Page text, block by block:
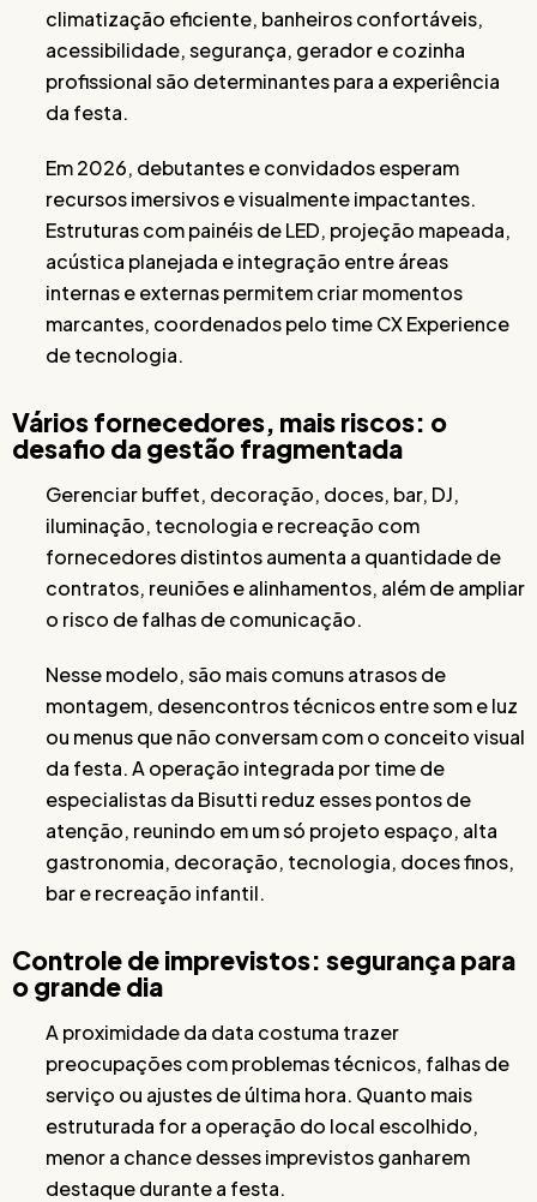
climatização eficiente, banheiros confortáveis,
acessibilidade, segurança, gerador e cozinha
profissional são determinantes para a experiência
da festa.
Em 2026, debutantes e convidados esperam
recursos imersivos e visualmente impactantes.
Estruturas com painéis de LED, projeção mapeada,
acústica planejada e integração entre áreas
internas e externas permitem criar momentos
marcantes, coordenados pelo time CX Experience
de tecnologia.
Vários fornecedores, mais riscos: o
desafio da gestão fragmentada
Gerenciar buffet, decoração, doces, bar, DJ,
iluminação, tecnologia e recreação com
fornecedores distintos aumenta a quantidade de
contratos, reuniões e alinhamentos, além de ampliar
o risco de falhas de comunicação.
Nesse modelo, são mais comuns atrasos de
montagem, desencontros técnicos entre som e luz
ou menus que não conversam com o conceito visual
da festa. A operação integrada por time de
especialistas da Bisutti reduz esses pontos de
atenção, reunindo em um só projeto espaço, alta
gastronomia, decoração, tecnologia, doces finos,
bar e recreação infantil.
Controle de imprevistos: segurança para
o grande dia
A proximidade da data costuma trazer
preocupações com problemas técnicos, falhas de
serviço ou ajustes de última hora. Quanto mais
estruturada for a operação do local escolhido,
menor a chance desses imprevistos ganharem
destaque durante a festa.